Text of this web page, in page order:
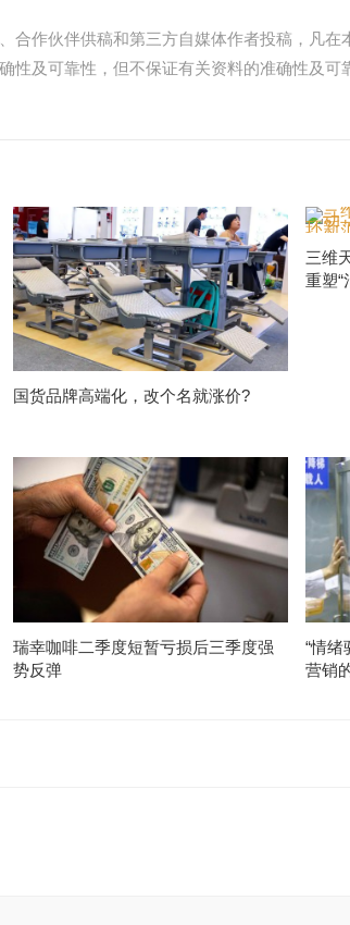
合作伙伴供稿和第三方自媒体作者投稿，凡
性及可靠性，但不保证有关资料的准确性及可
国货品牌高端化，改个名就涨价?
三维
重塑“
瑞幸咖啡二季度短暂亏损后三季度强
势反弹
“情
营销